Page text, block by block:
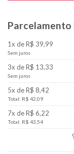
Parcelamento
1x de R$ 39,99
Sem juros
3x de R$ 13,33
Sem juros
5x de R$ 8,42
Total: R$ 42,09
7x de R$ 6,22
Total: R$ 43,54